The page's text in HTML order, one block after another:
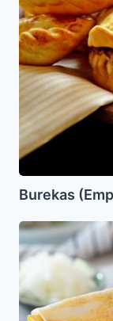
de
Berenjenas
y
Queso)
Burekas
Rollitos
de
Primavera